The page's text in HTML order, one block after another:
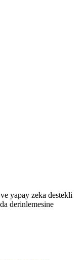
yapay zeka destekli
derinlemesine